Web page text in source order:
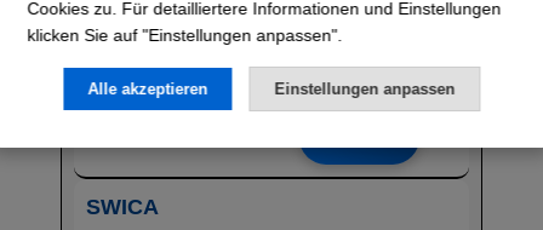
Ohne Unfalldeckung: 193.15
SWICA
Cookies zu. Für detailliertere Informationen und Einstellungen
klicken Sie auf "Einstellungen anpassen".
Alle akzeptieren Einstellungen anpassen